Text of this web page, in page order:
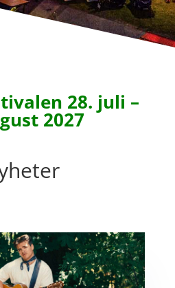
28. juli –
2027